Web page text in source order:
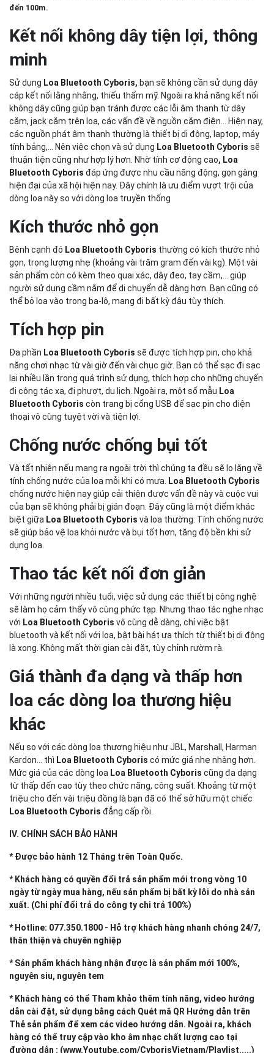
đến 100m.
Kết nối không dây tiện lợi, thông
minh
Sử dụng Loa Bluetooth Cyboris, bạn sẽ không cần sử dụng dây
cáp kết nối lằng nhằng, thiếu thẩm mỹ. Ngoài ra khả năng kết nối
không dây cũng giúp bạn tránh được các lỗi âm thanh từ dây
cắm, jack cắm trên loa, các vấn đề về nguồn cắm điện... Hiện nay,
các nguồn phát âm thanh thường là thiết bị di động, laptop, máy
tính bảng,... Nên việc chọn và sử dụng Loa Bluetooth Cyboris sẽ
thuận tiện cũng như hợp lý hơn. Nhờ tính cơ động cao, Loa
Bluetooth Cyboris đáp ứng được nhu cầu năng động, gọn gàng
hiện đại của xã hội hiện nay. Đây chính là ưu điểm vượt trội của
dòng loa này so với dòng loa truyền thống
Kích thước nhỏ gọn
Bênh cạnh đó Loa Bluetooth Cyboris thường có kích thước nhỏ
gọn, trọng lượng nhẹ (khoảng vài trăm gram đến vài kg). Một vài
sản phẩm còn có kèm theo quai xác, dây đeo, tay cầm,... giúp
người sử dụng cầm nắm để di chuyển dễ dàng hơn. Bạn cũng có
thể bỏ loa vào trong ba-lô, mang đi bất kỳ đâu tùy thích.
Tích hợp pin
Đa phần Loa Bluetooth Cyboris sẽ được tích hợp pin, cho khả
năng chơi nhạc từ vài giờ đến vài chục giờ. Bạn có thể sạc đi sạc
lại nhiều lần trong quá trình sử dụng, thích hợp cho những chuyến
đi công tác xa, đi phượt, du lịch. Ngoài ra, một số mẫu Loa
Bluetooth Cyboris còn trang bị cổng USB để sạc pin cho điện
thoại vô cùng tuyệt vời và tiện lợi.
Chống nước chống bụi tốt
Và tất nhiên nếu mang ra ngoài trời thì chúng ta đều sẽ lo lắng về
tính chống nước của loa mỗi khi có mưa. Loa Bluetooth Cyboris
chống nước hiện nay giúp cải thiện được vấn đề này và cuộc vui
của bạn sẽ không phải bị gián đoạn. Đây cũng là một điểm khác
biệt giữa Loa Bluetooth Cyboris và loa thường. Tính chống nước
sẽ giúp bảo vệ loa khỏi nước và bụi tốt hơn, tăng độ bền khi sử
dụng loa.
Thao tác kết nối đơn giản
Với những người nhiều tuổi, việc sử dụng các thiết bị công nghệ
sẽ làm họ cảm thấy vô cùng phức tạp. Nhưng thao tác nghe nhạc
với Loa Bluetooth Cyboris vô cùng dễ dàng, chỉ việc bật
bluetooth và kết nối với loa, bật bài hát ưa thích từ thiết bị di động
là xong. Không mất thời gian cài đặt, tùy chỉnh rườm rà.
Giá thành đa dạng và thấp hơn
loa các dòng loa thương hiệu
khác
Nếu so với các dòng loa thương hiệu như JBL, Marshall, Harman
Kardon… thì Loa Bluetooth Cyboris có mức giá nhẹ nhàng hơn.
Mức giá của các dòng loa Loa Bluetooth Cyboris cũng đa dạng
từ thấp đến cao tùy theo chức năng, công suất. Khoảng từ một
triệu cho đến vài triệu đồng là bạn đã có thể sở hữu một chiếc
Loa Bluetooth Cyboris đẳng cấp rồi.
IV. CHÍNH SÁCH BẢO HÀNH
* Được bảo hành 12 Tháng trên Toàn Quốc.
* Khách hàng có quyền đổi trả sản phẩm mới trong vòng 10
ngày từ ngày mua hàng, nếu sản phẩm bị bất kỳ lỗi do nhà sản
xuất. (Chi phí đổi trả do công ty chi trả 100%)
* Hotline: 077.350.1800 - Hỗ trợ khách hàng nhanh chóng 24/7,
thân thiện và chuyên nghiệp
* Sản phẩm khách hàng nhận được là sản phẩm mới 100%,
nguyên siu, nguyên tem
* Khách hàng có thể Tham khảo thêm tính năng, video hướng
dẫn cài đặt, sử dụng bằng cách Quét mã QR Hướng dẫn trên
Thẻ sản phẩm để xem các video hướng dẫn. Ngoài ra, khách
hàng có thể truy cập vào kho âm nhạc chất lượng cao tại
đường dẫn : (www.Youtube.com/CyborisVietnam/Playlist.....)